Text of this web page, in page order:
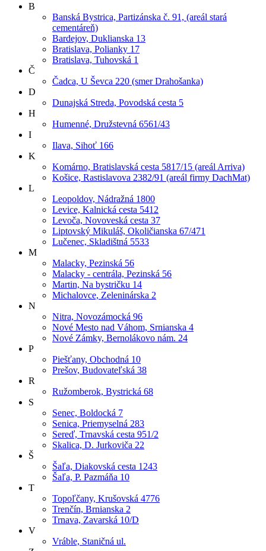
B
Banská Bystrica, Partizánska č. 91, (areál stará
cementáreň)
Bardejov, Duklianska 13
Bratislava, Polianky 17
Bratislava, Tuhovská 1
Č
Čadca, U Ševca 220 (smer Drahošanka)
D
Dunajská Streda, Povodská cesta 5
H
Humenné, Družstevná 6561/43
I
Ilava, Sihoť 166
K
Komárno, Bratislavská cesta 5817/15 (areál Arriva)
Košice, Rastislavova 2382/91 (areál firmy DachMat)
L
Leopoldov, Nádražná 1800
Levice, Kalnická cesta 5412
Levoča, Novoveská cesta 37
Liptovský Mikuláš, Okoličianska 67/471
Lučenec, Skladištná 5533
M
Malacky, Pezinská 56
Malacky - centrála, Pezinská 56
Martin, Na bystričku 14
Michalovce, Zeleninárska 2
N
Nitra, Novozámocká 96
Nové Mesto nad Váhom, Srnianska 4
Nové Zámky, Bernolákovo nám. 24
P
Piešťany, Obchodná 10
Prešov, Budovateľská 38
R
Ružomberok, Bystrická 68
S
Senec, Boldocká 7
Senica, Priemyselná 283
Sereď, Trnavská cesta 951/2
Skalica, D. Jurkoviča 22
Š
Šaľa, Diakovská cesta 1243
Šaľa, P. Pazmáňa 10
T
Topoľčany, Krušovská 4776
Trenčín, Brnianska 2
Trnava, Zavarská 10/D
V
Vráble, Staničná ul.